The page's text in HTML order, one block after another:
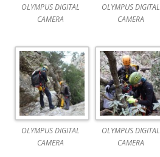
OLYMPUS DIGITAL
CAMERA
OLYMPUS DIGITAL
CAMERA
OLYMPUS DIGITAL
CAMERA
OLYMPUS DIGITAL
CAMERA